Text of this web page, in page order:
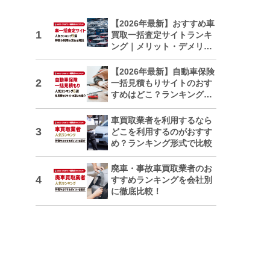
【2026年最新】おすすめ車
買取一括査定サイトランキ
ング｜メリット・デメリッ
トも解説
【2026年最新】自動車保険
一括見積もりサイトのおす
すめはどこ？ランキングで
車買取業者を利用するなら
どこを利用するのがおすす
め？ランキング形式で比較
廃車・事故車買取業者のお
すすめランキングを会社別
に徹底比較！